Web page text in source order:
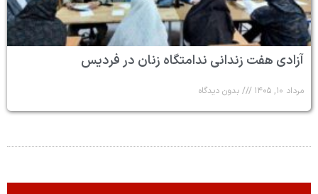
آزادی هفت زندانی ندامتگاه زنان در فردیس
مرداد ۱۰, ۱۴۰۵ بدون دیدگاه